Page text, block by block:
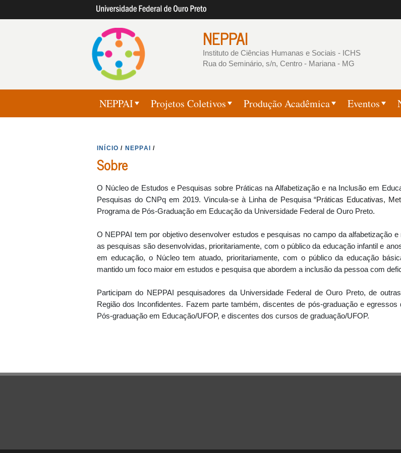
para
conteúdo
principal
NEPPAI
Instituto de Ciências Humanas e Sociais - ICHS
Rua do Seminário, s/n, Centro - Mariana - MG
NEPPAI Projetos Coletivos Produção Acadêmica Eventos
INÍCIO / NEPPAI /
Sobre
O Núcleo de Estudos e Pesquisas sobre Práticas na Alfabetização e na Inclusão em
Pesquisas do CNPq em 2019. Vincula-se à Linha de Pesquisa “Práticas Educativas,
Programa de Pós-Graduação em Educação da Universidade Federal de Ouro Preto.
O NEPPAI tem por objetivo desenvolver estudos e pesquisas no campo da alfabetização
as pesquisas são desenvolvidas, prioritariamente, com o público da educação infantil e
em educação, o Núcleo tem atuado, prioritariamente, com o público da educação
mantido um foco maior em estudos e pesquisa que abordem a inclusão da pessoa com
Participam do NEPPAI pesquisadores da Universidade Federal de Ouro Preto, de
Região dos Inconfidentes. Fazem parte também, discentes de pós-graduação e
Pós-graduação em Educação/UFOP, e discentes dos cursos de graduação/UFOP.